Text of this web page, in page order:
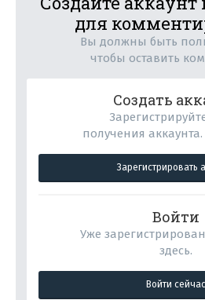
для
Вы должны быть
чтобы оставить
Создать
получения аккаунта.
Зарегистрировать
Войти
Уже
здесь.
Войти сейчас